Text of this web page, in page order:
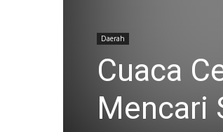
Daerah
Cuaca
Mencari